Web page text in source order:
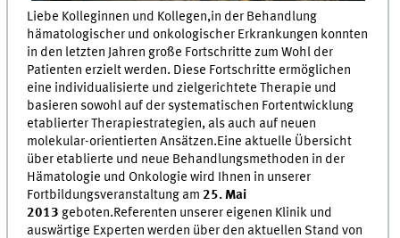
Liebe Kolleginnen und Kollegen,in der Behandlung
hämatologischer und onkologischer Erkrankungen konnten
in den letzten Jahren große Fortschritte zum Wohl der
Patienten erzielt werden. Diese Fortschritte ermöglichen
eine individualisierte und zielgerichtete Therapie und
basieren sowohl auf der systematischen Fortentwicklung
etablierter Therapiestrategien, als auch auf neuen
molekular-orientierten Ansätzen.Eine aktuelle Übersicht
über etablierte und neue Behandlungsmethoden in der
Hämatologie und Onkologie wird Ihnen in unserer
Fortbildungsveranstaltung am25. Mai
2013 geboten.Referenten unserer eigenen Klinik und
auswärtige Experten werden über den aktuellen Stand von